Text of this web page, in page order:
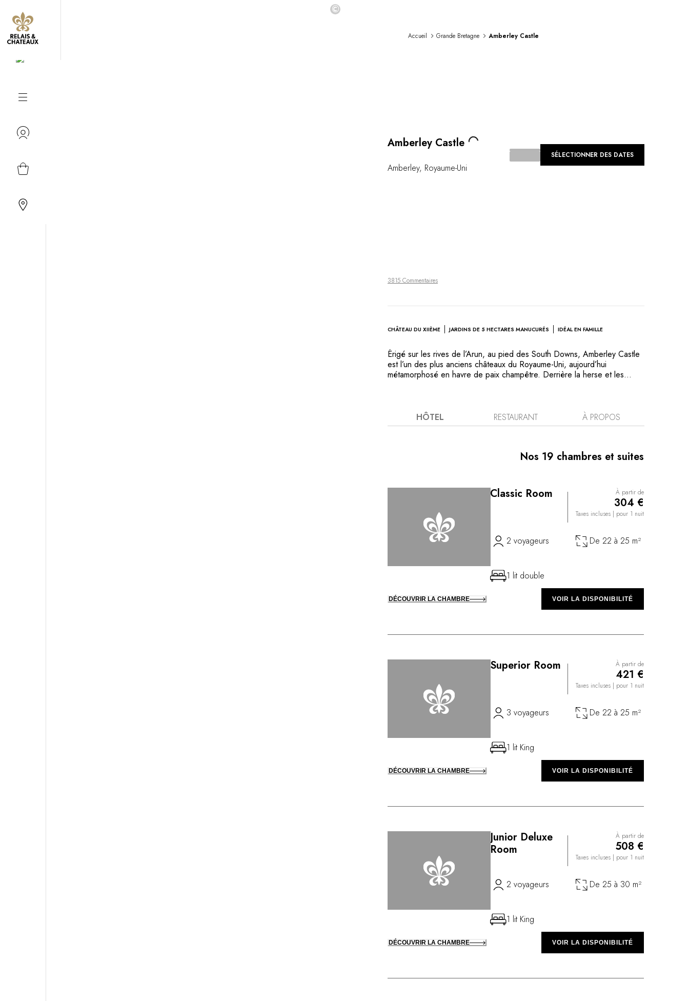
©
Accueil Grande Bretagne Amberley Castle
Amberley Castle
Loading...
Amberley, Royaume-Uni
SÉLECTIONNER DES DATES
3815 Commentaires
CHÂTEAU DU XIIÈME JARDINS DE 5 HECTARES MANUCURÉS IDÉAL EN FAMILLE
Érigé sur les rives de l’Arun, au pied des South Downs, Amberley Castle
est l’un des plus anciens châteaux du Royaume-Uni, aujourd’hui
métamorphosé en havre de paix champêtre. Derrière la herse et les
s’adonne au croquet, au tennis, ou l’on flâne sur des terres chargées
d’histoire. À l’intérieur, les aménagements conçus avec soin par la famille
Amberley Castle offre ainsi le cadre idéal d’une escapade aussi relaxante
HÔTEL RESTAURANT À PROPOS
Nos 19 chambres et suites
Classic Room À partir de
304 €
Taxes incluses | pour 1 nuit
2 voyageurs De 22 à 25 m²
1 lit double
DÉCOUVRIR LA CHAMBRE VOIR LA DISPONIBILITÉ
Superior Room À partir de
421 €
Taxes incluses | pour 1 nuit
3 voyageurs De 22 à 25 m²
1 lit King
DÉCOUVRIR LA CHAMBRE VOIR LA DISPONIBILITÉ
Junior Deluxe
Room
À partir de
508 €
Taxes incluses | pour 1 nuit
2 voyageurs De 25 à 30 m²
1 lit King
DÉCOUVRIR LA CHAMBRE VOIR LA DISPONIBILITÉ